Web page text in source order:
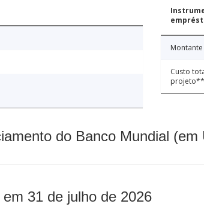
Custo
projeto**
do Banco Mundial
31 de julho de 2026